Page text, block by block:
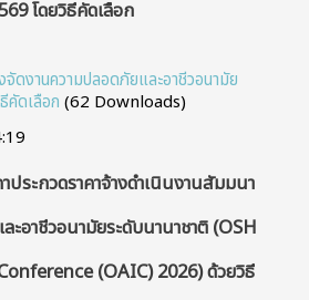
โดยวิธีคัดเลือก
จัดงานความปลอดภัยและอาชีวอนามัย
คัดเลือก (62 Downloads)
ประกวดราคาจ้างดำเนินงานสัมมนา
ะอาชีวอนามัยระดับนานาชาติ (OSH
(OAIC) 2026) ด้วยวิธี